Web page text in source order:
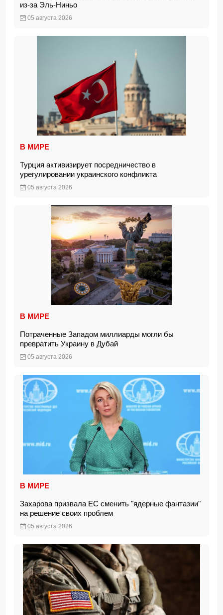
из-за Эль-Ниньо
05 августа 2026
В МИРЕ
Турция активизирует посредничество в
урегулировании украинского конфликта
05 августа 2026
В МИРЕ
Потраченные Западом миллиарды могли бы
превратить Украину в Дубай
05 августа 2026
В МИРЕ
Захарова призвала ЕС сменить "ядерные фантазии"
на решение своих проблем
05 августа 2026